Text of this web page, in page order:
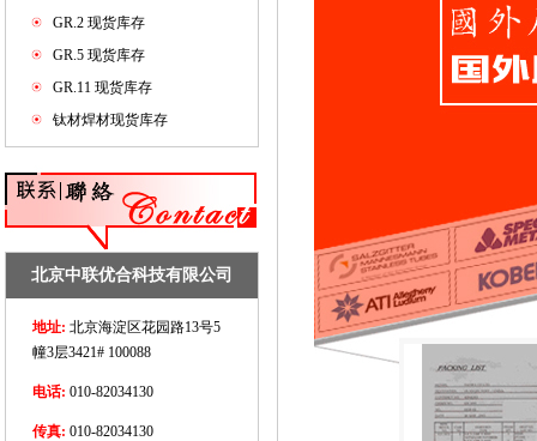
GR.2 现货库存
GR.5 现货库存
GR.11 现货库存
钛材焊材现货库存
北京中联优合科技有限公司
地址: 北京海淀区花园路13号5
幢3层3421# 100088
电话: 010-82034130
传真: 010-82034130